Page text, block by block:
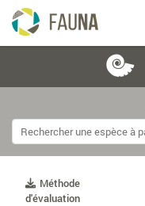
Méthode
d'évaluation